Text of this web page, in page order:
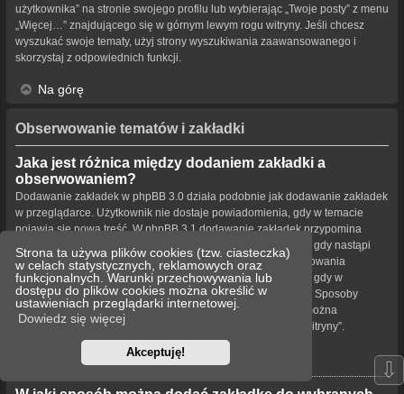
Strona ta używa plików cookies (tzw. ciasteczka)
w celach statystycznych, reklamowych oraz
funkcjonalnych. Warunki przechowywania lub
dostępu do plików cookies można określić w
ustawieniach przeglądarki internetowej.
Dowiedz się więcej
Akceptuję!
użytkownika” na stronie swojego profilu lub wybierając „Twoje posty” z menu
„Więcej…” znajdującego się w górnym lewym rogu witryny. Jeśli chcesz
wyszukać swoje tematy, użyj strony wyszukiwania zaawansowanego i
skorzystaj z odpowiednich funkcji.
Na górę
Obserwowanie tematów i zakładki
Jaka jest różnica między dodaniem zakładki a
obserwowaniem?
Dodawanie zakładek w phpBB 3.0 działa podobnie jak dodawanie zakładek
w przeglądarce. Użytkownik nie dostaje powiadomienia, gdy w temacie
pojawia się nowa treść. W phpBB 3.1 dodawanie zakładek przypomina
obserwowanie tematu. Użytkownik może być powiadamiany, gdy nastąpi
aktualizacja tematu oznaczonego zakładką. Funkcja obserwowania
powiadamia użytkownika – w wybrany przez niego sposób – gdy w
obserwowanym temacie bądź forum pojawiła się nowa treść. Sposoby
powiadamiania dla zakładek i obserwowanych elementów można
konfigurować w panelu użytkownika na karcie „Ustawienia witryny”.
⇩